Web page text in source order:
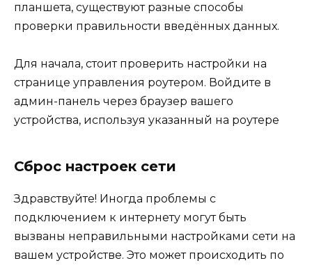
планшета, существуют разные способы
проверки правильности введённых данных.
Для начала, стоит проверить настройки на
странице управления роутером. Войдите в
админ-панель через браузер вашего
устройства, используя указанный на роутере
Сброс настроек сети
Здравствуйте! Иногда проблемы с
подключением к интернету могут быть
вызваны неправильными настройками сети на
вашем устройстве. Это может происходить по